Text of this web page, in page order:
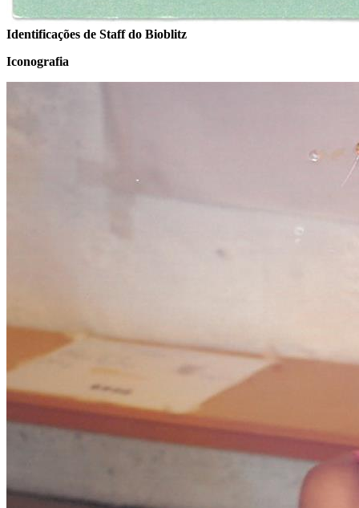
Identificações de Staff do Bioblitz
Iconografia